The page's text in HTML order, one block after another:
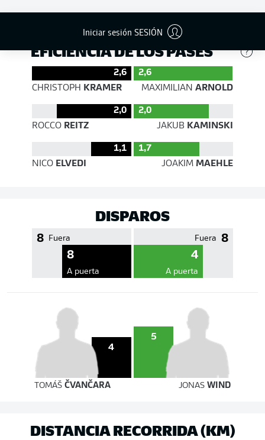
Iniciar sesión SESIÓN
EFICIENCIA DE LOS PASES
2,6
2,6
CHRISTOPH KRAMER MAXIMILIAN ARNOLD
2,0
2,0
ROCCO REITZ JAKUB KAMINSKI
1,1
1,7
NICO ELVEDI JOAKIMMAEHLE
DISPAROS
8 Fuera
8
A puerta
8
Fuera
4
A puerta
4
5
TOMÁŠ ČVANČARA JONASWIND
DISTANCIA RECORRIDA (KM)